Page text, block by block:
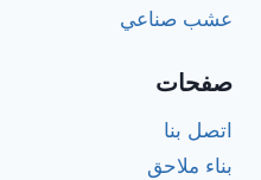
عشب صناعي
صفحات
اتصل بنا
بناء ملاحق